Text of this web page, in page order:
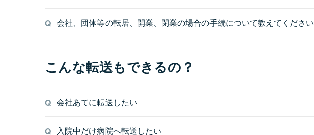
会社、団体等の転居、開業、閉業の場合の手続について教えてください
こんな転送もできるの？
会社あてに転送したい
入院中だけ病院へ転送したい